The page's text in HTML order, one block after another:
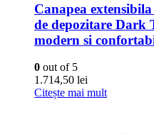
Canapea
de depozitare Dark
modern si
0 out of 5
1.714,50 lei
Citește mai mult